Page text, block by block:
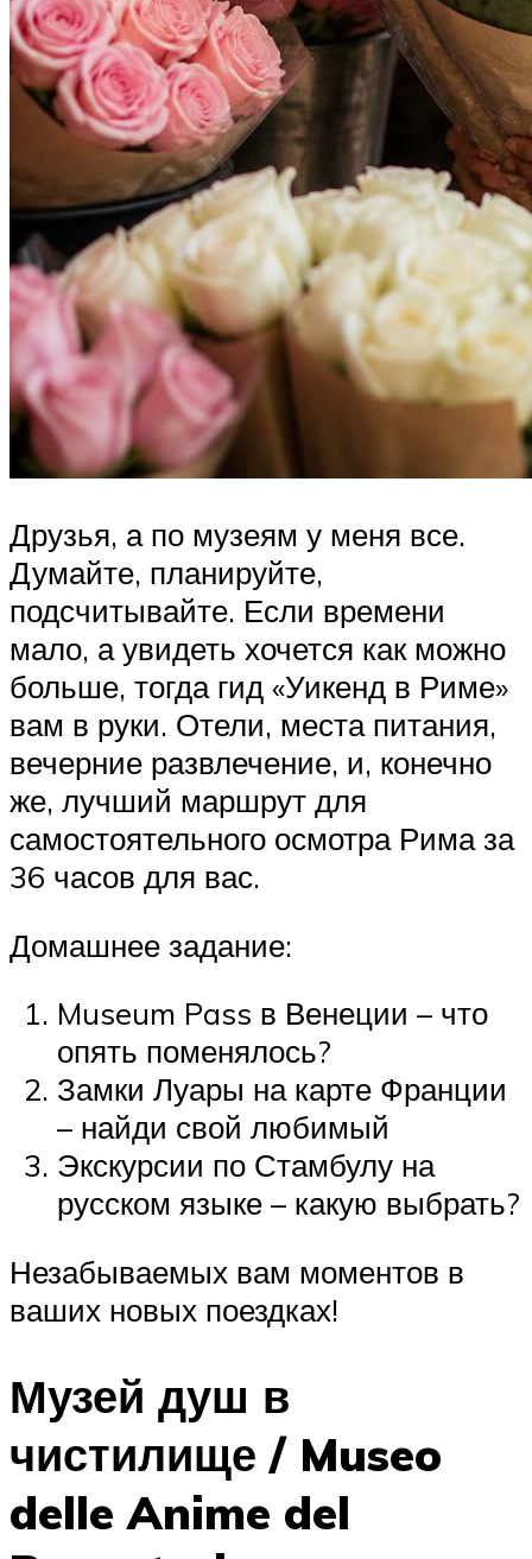
Друзья, а по музеям у меня все.
Думайте, планируйте,
подсчитывайте. Если времени
мало, а увидеть хочется как можно
больше, тогда гид «Уикенд в Риме»
вам в руки. Отели, места питания,
вечерние развлечение, и, конечно
же, лучший маршрут для
самостоятельного осмотра Рима за
36 часов для вас.
Домашнее задание:
Museum Pass в Венеции – что
опять поменялось?
Замки Луары на карте Франции
– найди свой любимый
Экскурсии по Стамбулу на
русском языке – какую выбрать?
Незабываемых вам моментов в
ваших новых поездках!
Музей душ в
чистилище / Museo
delle Anime del